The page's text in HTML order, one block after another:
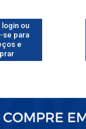
login ou
se para
e